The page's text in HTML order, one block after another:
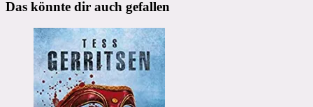
Das könnte dir auch gefallen